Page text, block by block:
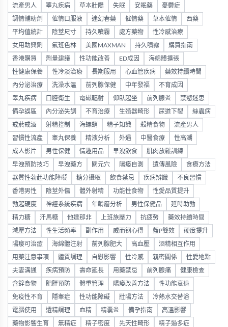
流產男人 睪丸疾病 草本壯陽 失眠 安眠藥 憂鬱症
調情輔助劑 催情口服液 迷幻春藥 催情藥 草本催情 西藥
平均值統計 陰莖尺寸 持久噴霧 處方藥物 性冷感治療
女用助興劑 氟班色林 美國MAXMAN 持久噴霧 購買指南
香港購買 劑量建議 性功能改善 ED成因 海綿體擴張
性健康保養 性冷淡治療 長期服用 心血管疾病 藥效持續時間
內分泌治療 洗澡水溫 前列腺保健 中年發福 不育成因
睾丸疾病 口腔衛生 電磁輻射 仰臥起坐 前列腺炎 禁慾迷思
備孕誤區 內分泌失調 不育治療 生殖器畸形 尿道下裂 絲蟲病
戒菸戒酒 射精控制 海螵蛸 精子知識 殺精食物 流產男人
習慣性流產 睾丸保養 精液分析 外遇 中醫食療 性高潮
成人影片 男性保健 情趣用品 早洩飲食 肌肉放鬆訓練
早洩預防技巧 早洩藥方 關元穴 陽痿自測 遺傳風險 食療方法
器質性勃起功能障礙 糖分攝取 飲食禁忌 疾病辨識 不良習慣
香港男性 陰莖外傷 體外射精 功能性食物 性愛品質提升
勃起硬度 神經系統疾病 年齡層分析 男性保健品 延時助勃
精力糖 汗馬糖 他達那非 上班族壓力 抗疲勞 藥效持續時間
減壓方法 性生活頻率 副作用 威而钢心得 藍P雙效 硬度提升
陽痿可治癒 海綿體注射 前列腺肥大 高血壓 酒精相互作用
用藥注意事項 體質調理 自慰影響 性冷感 親密關係 性愛地點
夫妻溝通 疾病預防 壽命延長 用藥禁忌 前列腺痛 健康檢查
含鋅食物 肥胖預防 體重管理 陽痿改善方法 性功能衰退
免疫性不育 隱睾症 性功能障礙 壯陽方法 冷熱水交替浴
電腦使用 遺精調理 血精 精囊炎 備孕指南 高溫影響
藥物影響生育 無精症 精子密度 先天性畸形 精子過多症